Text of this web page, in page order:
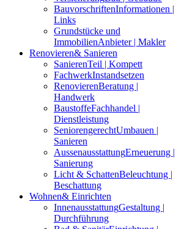
BauvorschriftenInformationen |
Links
Grundstücke und
ImmobilienAnbieter | Makler
Renovieren& Sanieren
SanierenTeil | Kompett
FachwerkInstandsetzen
RenovierenBeratung |
Handwerk
BaustoffeFachhandel |
Dienstleistung
SeniorengerechtUmbauen |
Sanieren
AussenausstattungErneuerung |
Sanierung
Licht & SchattenBeleuchtung |
Beschattung
Wohnen& Einrichten
InnenausstattungGestaltung |
Durchführung